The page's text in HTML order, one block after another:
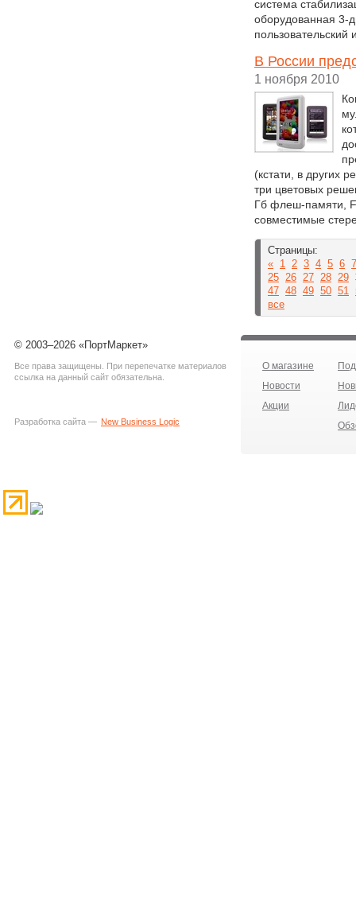
система
оборудованная
пользовательский
В России
1 ноября 2010
(кстати, в других
три цветовых
Гб флеш-памяти,
совместимые
Страницы:
« 1 2 3 4 5 6 7
25 26 27 28 29
47 48 49 50 51
все
© 2003–2026 «ПортМаркет»
Все права защищены. При перепечатке материалов
ссылка на данный сайт обязательна.
Разработка сайта — New Business Logic
О магазине
Новости
Акции